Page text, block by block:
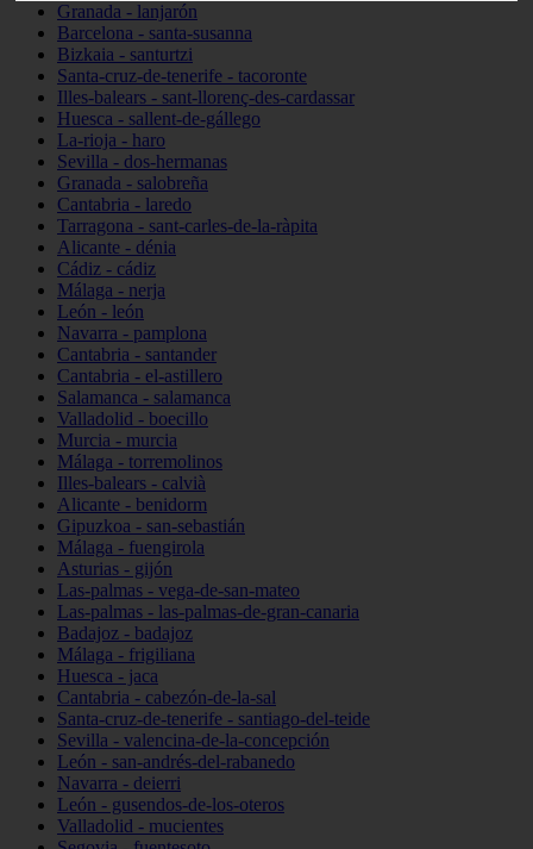
Granada - lanjarón
Barcelona - santa-susanna
Bizkaia - santurtzi
Santa-cruz-de-tenerife - tacoronte
Illes-balears - sant-llorenç-des-cardassar
Huesca - sallent-de-gállego
La-rioja - haro
Sevilla - dos-hermanas
Granada - salobreña
Cantabria - laredo
Tarragona - sant-carles-de-la-ràpita
Alicante - dénia
Cádiz - cádiz
Málaga - nerja
León - león
Navarra - pamplona
Cantabria - santander
Cantabria - el-astillero
Salamanca - salamanca
Valladolid - boecillo
Murcia - murcia
Málaga - torremolinos
Illes-balears - calvià
Alicante - benidorm
Gipuzkoa - san-sebastián
Málaga - fuengirola
Asturias - gijón
Las-palmas - vega-de-san-mateo
Las-palmas - las-palmas-de-gran-canaria
Badajoz - badajoz
Málaga - frigiliana
Huesca - jaca
Cantabria - cabezón-de-la-sal
Santa-cruz-de-tenerife - santiago-del-teide
Sevilla - valencina-de-la-concepción
León - san-andrés-del-rabanedo
Navarra - deierri
León - gusendos-de-los-oteros
Valladolid - mucientes